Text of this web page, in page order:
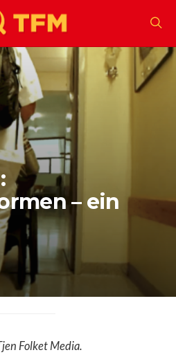
– ein
Folket Media.